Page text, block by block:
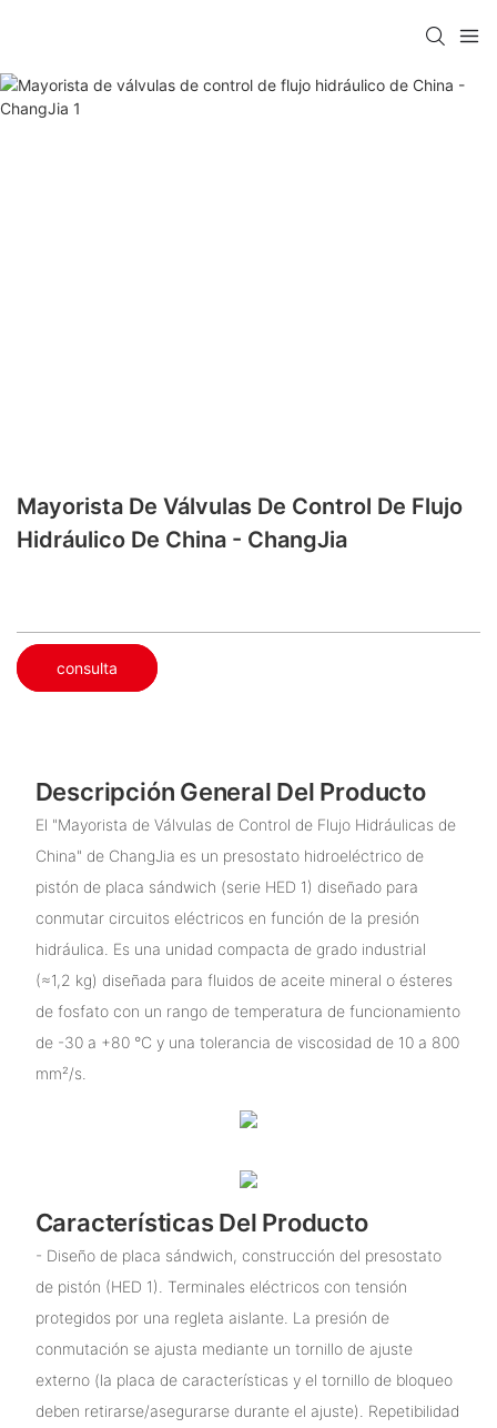
Mayorista De Válvulas De Control De Flujo
Hidráulico De China - ChangJia
consulta
Descripción General Del Producto
El "Mayorista de Válvulas de Control de Flujo Hidráulicas de
China" de ChangJia es un presostato hidroeléctrico de
pistón de placa sándwich (serie HED 1) diseñado para
conmutar circuitos eléctricos en función de la presión
hidráulica. Es una unidad compacta de grado industrial
(≈1,2 kg) diseñada para fluidos de aceite mineral o ésteres
de fosfato con un rango de temperatura de funcionamiento
de -30 a +80 °C y una tolerancia de viscosidad de 10 a 800
mm²/s.
Características Del Producto
- Diseño de placa sándwich, construcción del presostato
de pistón (HED 1). Terminales eléctricos con tensión
protegidos por una regleta aislante. La presión de
conmutación se ajusta mediante un tornillo de ajuste
externo (la placa de características y el tornillo de bloqueo
deben retirarse/asegurarse durante el ajuste). Repetibilidad